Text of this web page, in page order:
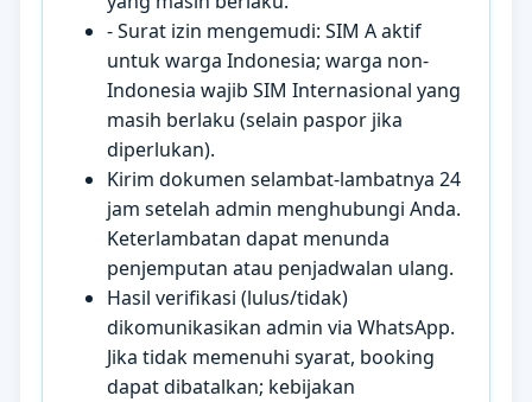
- Surat izin mengemudi: SIM A aktif
untuk warga Indonesia; warga non-
Indonesia wajib SIM Internasional yang
masih berlaku (selain paspor jika
diperlukan).
Kirim dokumen selambat-lambatnya 24
jam setelah admin menghubungi Anda.
Keterlambatan dapat menunda
penjemputan atau penjadwalan ulang.
Hasil verifikasi (lulus/tidak)
dikomunikasikan admin via WhatsApp.
Jika tidak memenuhi syarat, booking
dapat dibatalkan; kebijakan